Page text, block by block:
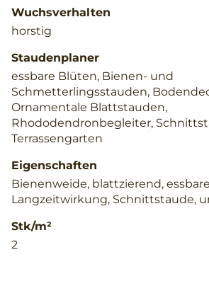
Wuchsverhalten
horstig
Staudenplaner
essbare Blüten, Bienen- und
Schmetterlingsstauden,
Ornamentale Blattstauden,
Rhododendronbegleiter,
Terrassengarten
Eigenschaften
Bienenweide, blattzierend,
Langzeitwirkung, Schnittstaude,
Stk/m²
2